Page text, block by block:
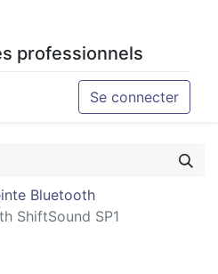
professionnels
Se connecter
Bluetooth
ShiftSound SP1